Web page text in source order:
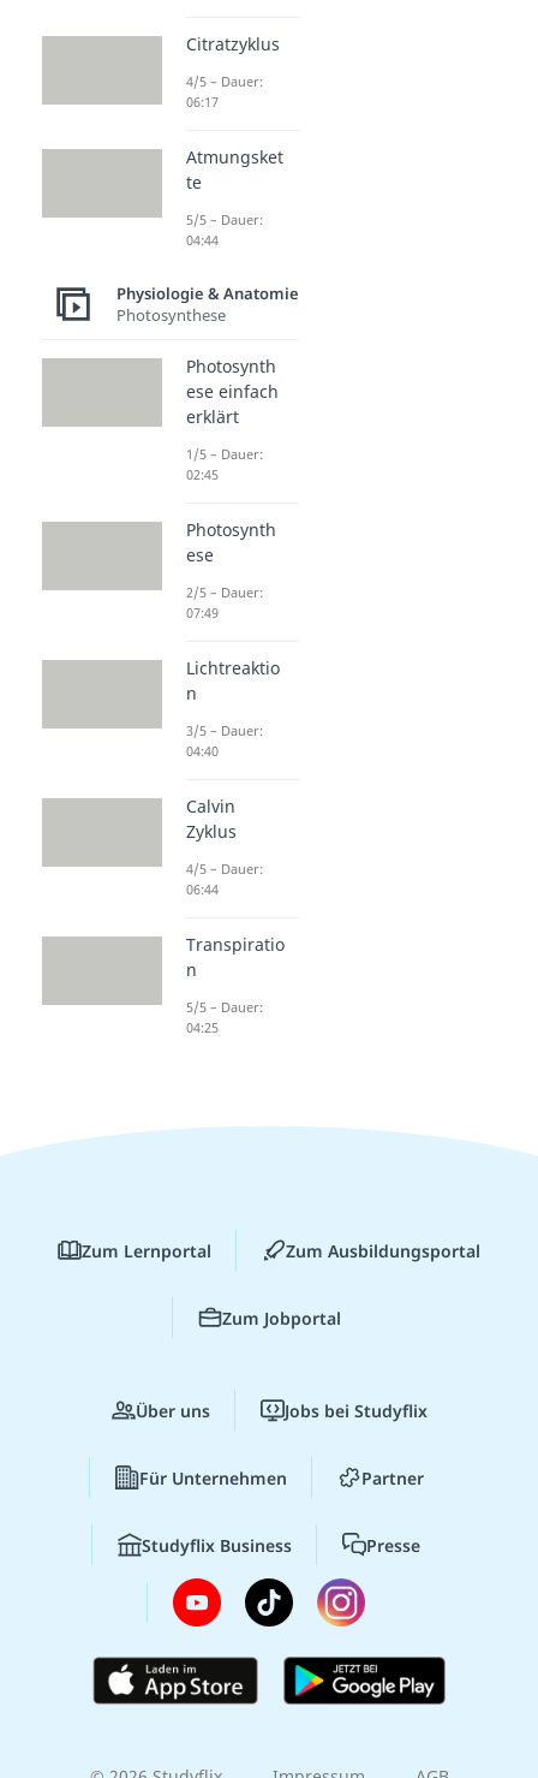
Citratzyklus
4/5 – Dauer:
06:17
Atmungsket
te
5/5 – Dauer:
04:44
Physiologie & Anatomie
Photosynthese
Photosynth
ese einfach
erklärt
1/5 – Dauer:
02:45
Photosynth
ese
2/5 – Dauer:
07:49
Lichtreaktio
n
3/5 – Dauer:
04:40
Calvin
Zyklus
4/5 – Dauer:
06:44
Transpiratio
n
5/5 – Dauer:
04:25
Zum Lernportal Zum Ausbildungsportal
Zum Jobportal
Über uns Jobs bei Studyflix
Für Unternehmen Partner
Studyflix Business Presse